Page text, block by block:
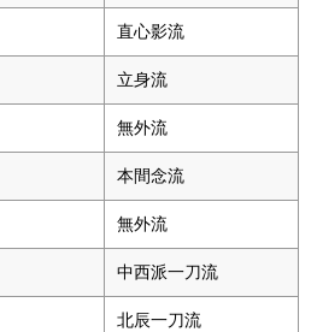
直心影流
立身流
無外流
本間念流
無外流
中西派一刀流
北辰一刀流